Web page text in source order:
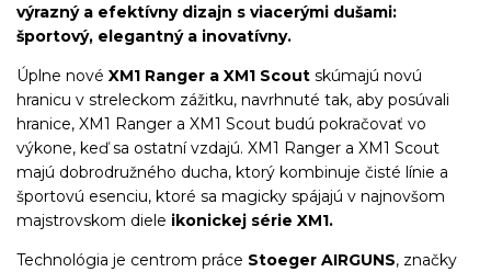
výrazný a efektívny dizajn s viacerými dušami:
športový, elegantný a inovatívny.
Úplne nové XM1 Ranger a XM1 Scout skúmajú novú
hranicu v streleckom zážitku, navrhnuté tak, aby posúvali
hranice, XM1 Ranger a XM1 Scout budú pokračovať vo
výkone, keď sa ostatní vzdajú. XM1 Ranger a XM1 Scout
majú dobrodružného ducha, ktorý kombinuje čisté línie a
športovú esenciu, ktoré sa magicky spájajú v najnovšom
majstrovskom diele ikonickej série XM1.
Technológia je centrom práce Stoeger AIRGUNS, značky